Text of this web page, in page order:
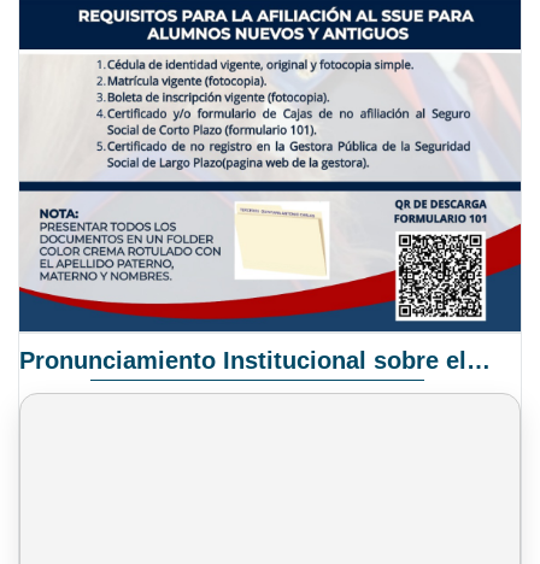
Pronunciamiento Institucional sobre el Proyecto de Ley N° 068/2025-2026 C.S.